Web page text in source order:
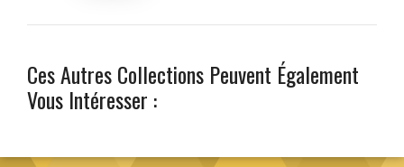
Ces Autres Collections Peuvent Également
Vous Intéresser :